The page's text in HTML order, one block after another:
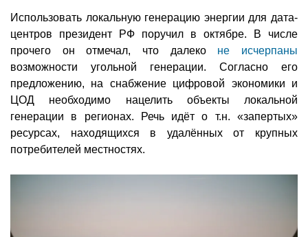
Использовать локальную генерацию энергии для дата-
центров президент РФ поручил в октябре. В числе
прочего он отмечал, что далеко не исчерпаны
возможности угольной генерации. Согласно его
предложению, на снабжение цифровой экономики и
ЦОД необходимо нацелить объекты локальной
генерации в регионах. Речь идёт о т.н. «запертых»
ресурсах, находящихся в удалённых от крупных
потребителей местностях.